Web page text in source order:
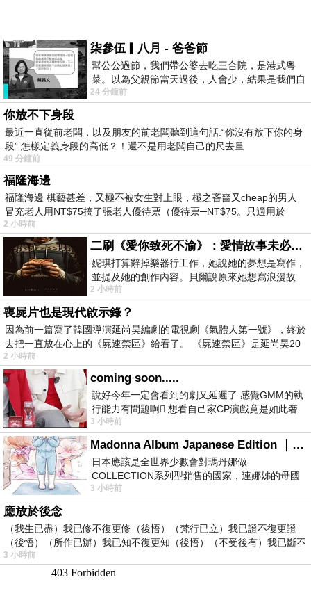
柒參伍▎八月 - 爸爸節
幫公公過節，我們帶公婆去吃三合院，是港式粵
菜。以為父親節當天過後，人會少，結果是我們自
己想多了。人陸續地進，滿滿都是人，個人
24 分鐘前
你放不下身段
最近一直從前老闆，以及朋友的前老闆聽到這句話:“你沒有放下你的身
段” 怎樣定義身段的高低？！還不是用老闆自己的尺去量
49 分鐘前
福隆海邊
福隆海邊 棋藝甚差，又極不被女生對上眼，極之吝嗇又cheap的男人
冒充老人用NT$75搞了張老人優待票（優待票─NT$75。只適用於
2 小時前
二刷《愛你致死不渝》：愛情故事未必是浪漫故事
妮琪打算辭掉樂器行工作，她說她的夢想是寫作，
並提及她的創作內容。貝爾說原來她想寫浪漫故
事，妮琪回應：「不是浪漫故事，是愛情
2 小時前
喪屍片也是現代啟示錄？
因為前一篇寫了韓國導演延尚昊編劇的電視劇《氣體人第一號》，終於
去把一直放在心上的《屍速禁區》給看了。 《屍速禁區》是延尚昊20
2 小時前
coming soon.....
說好今年一定會看到的劇又延遲了 感覺GMM的執
行能力有問題啊🫩 想看自己家CP演戲竟是如此奢
侈的事 GMM你說看看啊😑 先把劇放
3 小時前
Madonna Album Japanese Edition ｜瑪丹娜專輯們2026年日本版重發系列
日本應該是全世界少數會對瑪丹娜做
COLLECTION系列型銷售的國家，連娜姊的母國
美國都沒對她這樣過，這全拜在他們到現在唱片
3 小時前
應放於後念
（我生已盡）我已修不復更修（後悟）（梵行已立）我已證不復更證
（後悟）（所作已辦）我已知不復更知（後悟）（不受後有）我已斷不
復
3 小時前